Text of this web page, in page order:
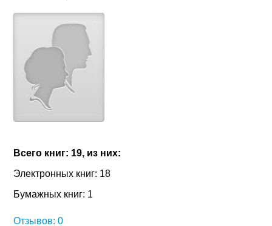
Всего книг: 19, из них:
Электронных книг: 18
Бумажных книг: 1
Отзывов: 0